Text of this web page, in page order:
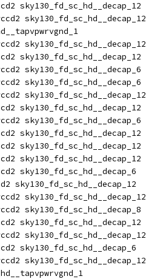
sky130_fd_sc_hd__decap_12
sky130_fd_sc_hd__decap_12
sky130_fd_sc_hd__decap_12
sky130_fd_sc_hd__decap_12
sky130_fd_sc_hd__decap_6
sky130_fd_sc_hd__decap_6
sky130_fd_sc_hd__decap_12
sky130_fd_sc_hd__decap_12
sky130_fd_sc_hd__decap_6
sky130_fd_sc_hd__decap_12
sky130_fd_sc_hd__decap_12
sky130_fd_sc_hd__decap_12
sky130_fd_sc_hd__decap_6
sky130_fd_sc_hd__decap_12
sky130_fd_sc_hd__decap_12
sky130_fd_sc_hd__decap_8
sky130_fd_sc_hd__decap_12
sky130_fd_sc_hd__decap_12
sky130_fd_sc_hd__decap_6
sky130_fd_sc_hd__decap_12